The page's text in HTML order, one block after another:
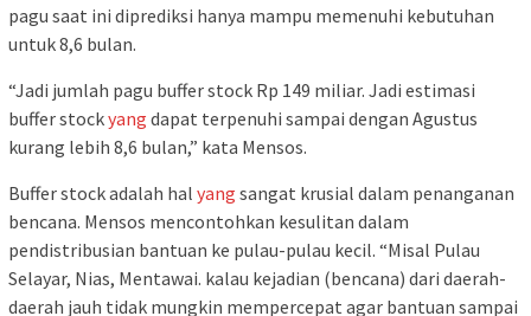
pagu saat ini diprediksi hanya mampu memenuhi kebutuhan
untuk 8,6 bulan.
“Jadi jumlah pagu buffer stock Rp 149 miliar. Jadi estimasi
buffer stockyang dapat terpenuhi sampai dengan Agustus
kurang lebih 8,6 bulan,” kata Mensos.
Buffer stock adalah hal yang sangat krusial dalam penanganan
bencana. Mensos mencontohkan kesulitan dalam
pendistribusian bantuan ke pulau-pulau kecil. “Misal Pulau
Selayar, Nias, Mentawai. kalau kejadian (bencana) dari daerah-
daerah jauh tidak mungkin mempercepat agar bantuan sampai